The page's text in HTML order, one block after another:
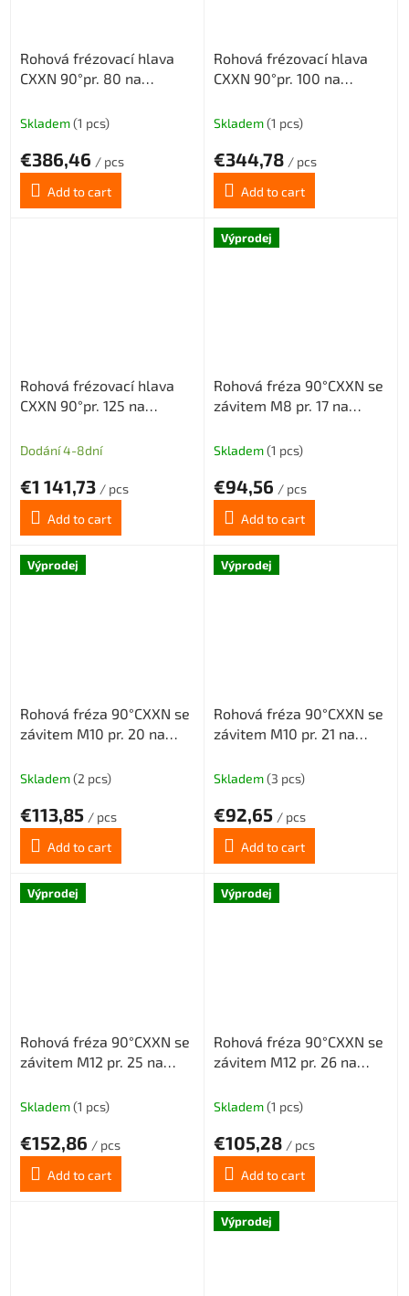
Rohová frézovací hlava
CXXN 90°pr. 80 na
vnitřním chlazením 7z
Skladem(1 pcs)
€386,46 / pcs
Add to cart
Rohová frézovací hlava
CXXN 90°pr. 100 na
vnitřním chlazením 11z
Skladem(1 pcs)
€344,78 / pcs
Add to cart
Rohová frézovací hlava
CXXN 90°pr. 125 na
vnitřním chlazením 11z
Dodání 4-8dní
€1 141,73 / pcs
Add to cart
Výprodej
Rohová fréza 90°CXXN se
závitem M8 pr. 17 na
vnitřním chlazením 2z
Skladem(1 pcs)
€94,56 / pcs
Add to cart
Výprodej
Rohová fréza 90°CXXN se
závitem M10 pr. 20 na
vnitřním chlazením 3z
Skladem(2 pcs)
€113,85 / pcs
Add to cart
Výprodej
Rohová fréza 90°CXXN se
závitem M10 pr. 21 na
vnitřním chlazením 3z
Skladem(3 pcs)
€92,65 / pcs
Add to cart
Výprodej
Rohová fréza 90°CXXN se
závitem M12 pr. 25 na
vnitřním chlazením 4z
Skladem(1 pcs)
€152,86 / pcs
Add to cart
Výprodej
Rohová fréza 90°CXXN se
závitem M12 pr. 26 na
vnitřním chlazením 4z
Skladem(1 pcs)
€105,28 / pcs
Add to cart
Výprodej